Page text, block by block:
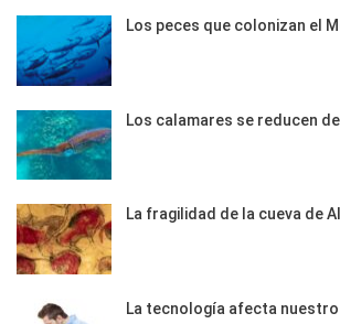
Los peces que colonizan el
Los calamares se reducen
La fragilidad de la cueva de
La tecnología afecta